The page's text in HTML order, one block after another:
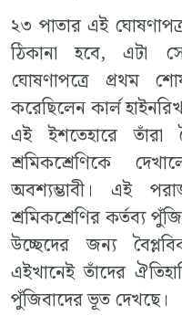
২৩ পাতার এই
ঠিকানা হবে, এটা
ঘোষণাপত্রে প্রথম
করেছিলেন কার্ল
এই ইশতেহারে তাঁরা
শ্রমিকশ্রেণিকে
অবশ্যম্ভাবী। এই
শ্রমিকশ্রেণির কর্তব্য
উচ্ছেদের জন্য
এইখানেই তাঁদের
পুঁজিবাদের ভূত দেখছে।